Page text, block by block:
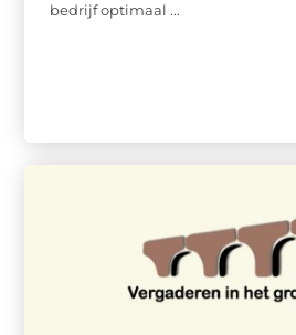
bedrijf optimaal ...